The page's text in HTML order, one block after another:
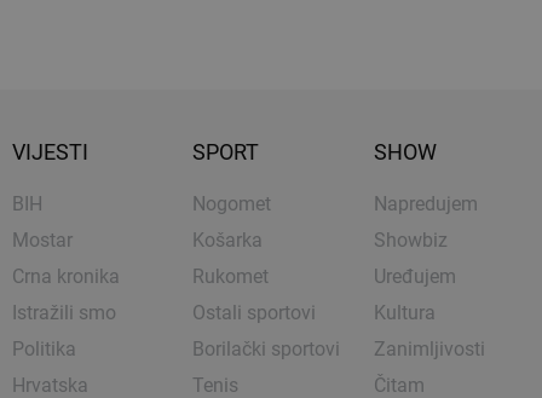
VIJESTI
BIH
Mostar
Crna kronika
Istražili smo
Politika
Hrvatska
SPORT
Nogomet
Košarka
Rukomet
Ostali sportovi
Borilački sportovi
Tenis
SHOW
Napredujem
Showbiz
Uređujem
Kultura
Zanimljivosti
Čitam